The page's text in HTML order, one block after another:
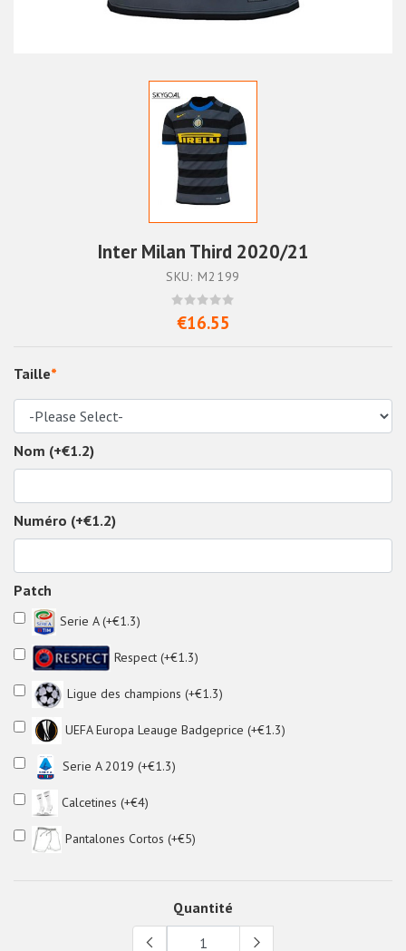
Inter Milan Third 2020/21
SKU: M2199
€16.55
Taille*
Nom (+€1.2)
Numéro (+€1.2)
Patch
Serie A (+€1.3)
Respect (+€1.3)
Ligue des champions (+€1.3)
UEFA Europa Leauge Badgeprice (+€1.3)
Serie A 2019 (+€1.3)
Calcetines (+€4)
Pantalones Cortos (+€5)
Quantité